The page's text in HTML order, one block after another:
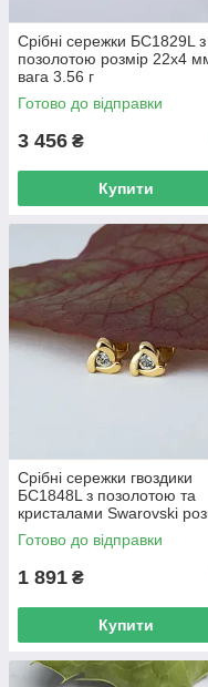
Срібні сережки БС1829L з
позолотою розмір 22х4
вага 3.56 г
Готово до відправки
3 456 ₴
Купити
Срібні сережки гвоздики
БС1848L з позолотою та
кристалами Swarovski
5х5 мм вага 1.35 г
Готово до відправки
1 891 ₴
Купити